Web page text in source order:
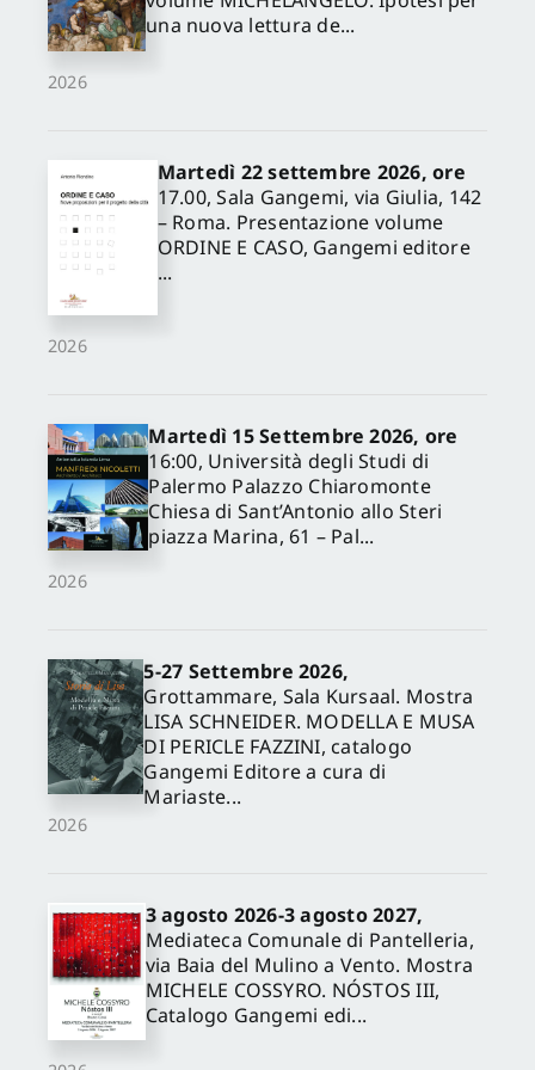
2026
una nuova lettura de...
2026
Martedì 22 settembre 2026, ore
17.00, Sala Gangemi, via Giulia, 142
– Roma. Presentazione volume
ORDINE E CASO, Gangemi editore
...
2026
Martedì 15 Settembre 2026, ore
16:00, Università degli Studi di
Palermo Palazzo Chiaromonte
Chiesa di Sant’Antonio allo Steri
piazza Marina, 61 – Pal...
2026
5-27 Settembre 2026,
Grottammare, Sala Kursaal. Mostra
LISA SCHNEIDER. MODELLA E MUSA
DI PERICLE FAZZINI, catalogo
Gangemi Editore a cura di
Mariaste...
3 agosto 2026-3 agosto 2027,
Mediateca Comunale di Pantelleria,
via Baia del Mulino a Vento. Mostra
MICHELE COSSYRO. NÓSTOS III,
Catalogo Gangemi edi...